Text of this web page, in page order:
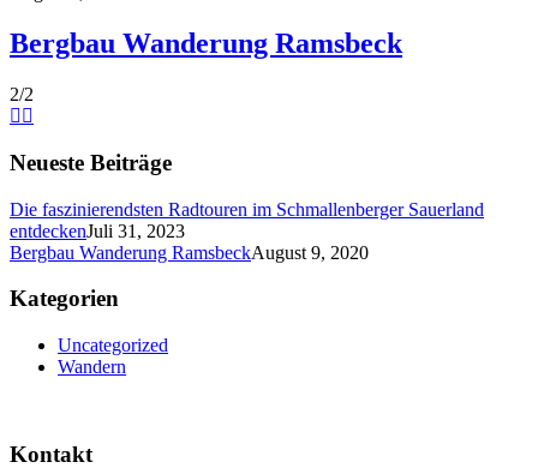
Bergbau Wanderung Ramsbeck
2/2
Neueste Beiträge
Die faszinierendsten Radtouren im Schmallenberger Sauerland
entdeckenJuli 31, 2023
Bergbau Wanderung RamsbeckAugust 9, 2020
Kategorien
Uncategorized
Wandern
Kontakt